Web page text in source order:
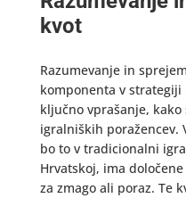
kvot
Razumevanje in
komponenta v
ključno vprašanje,
igralniških poražencev.
bo to v tradicionalni
Hrvatskoj, ima
za zmago ali poraz. Te